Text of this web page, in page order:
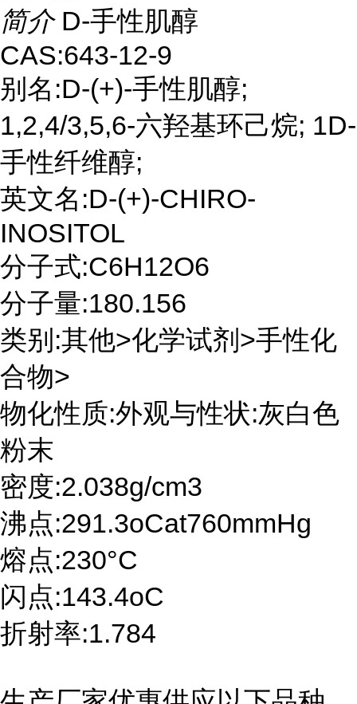
简介 D-手性肌醇
CAS:643-12-9
别名:D-(+)-手性肌醇;
1,2,4/3,5,6-六羟基环己烷; 1D-
手性纤维醇;
英文名:D-(+)-CHIRO-
INOSITOL
分子式:C6H12O6
分子量:180.156
类别:其他>化学试剂>手性化
合物>
物化性质:外观与性状:灰白色
粉末
密度:2.038g/cm3
沸点:291.3oCat760mmHg
熔点:230°C
闪点:143.4oC
折射率:1.784